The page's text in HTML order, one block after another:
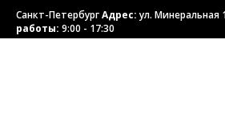
Санкт-ПетербургАдрес:ул. Минеральная
работы: 9:00 - 17:30